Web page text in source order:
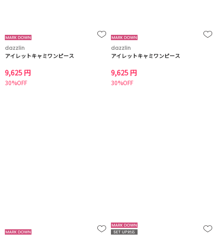
dazzlin
アイレットキャミワンピース
9,625 円
30%OFF
dazzlin
アイレットキャミワンピース
9,625 円
30%OFF